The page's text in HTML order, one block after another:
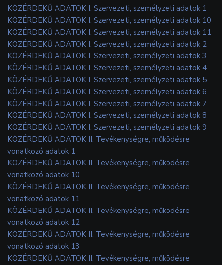
KÖZÉRDEKŰ ADATOK I. Szervezeti, személyzeti adatok 1
KÖZÉRDEKŰ ADATOK I. Szervezeti, személyzeti adatok 10
KÖZÉRDEKŰ ADATOK I. Szervezeti, személyzeti adatok 11
KÖZÉRDEKŰ ADATOK I. Szervezeti, személyzeti adatok 2
KÖZÉRDEKŰ ADATOK I. Szervezeti, személyzeti adatok 3
KÖZÉRDEKŰ ADATOK I. Szervezeti, személyzeti adatok 4
KÖZÉRDEKŰ ADATOK I. Szervezeti, személyzeti adatok 5
KÖZÉRDEKŰ ADATOK I. Szervezeti, személyzeti adatok 6
KÖZÉRDEKŰ ADATOK I. Szervezeti, személyzeti adatok 7
KÖZÉRDEKŰ ADATOK I. Szervezeti, személyzeti adatok 8
KÖZÉRDEKŰ ADATOK I. Szervezeti, személyzeti adatok 9
KÖZÉRDEKŰ ADATOK II. Tevékenységre, működésre
vonatkozó adatok 1
KÖZÉRDEKŰ ADATOK II. Tevékenységre, működésre
vonatkozó adatok 10
KÖZÉRDEKŰ ADATOK II. Tevékenységre, működésre
vonatkozó adatok 11
KÖZÉRDEKŰ ADATOK II. Tevékenységre, működésre
vonatkozó adatok 12
KÖZÉRDEKŰ ADATOK II. Tevékenységre, működésre
vonatkozó adatok 13
KÖZÉRDEKŰ ADATOK II. Tevékenységre, működésre